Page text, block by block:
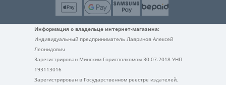
Информация о владельце интернет-магазина:
Индивидуальный предприниматель Лавринов Алексей
Леонидович
Зарегистрирован Минским Горисполкомом 30.07.2018 УНП
193113016
Зарегистрирован в Государственном реестре издателей,